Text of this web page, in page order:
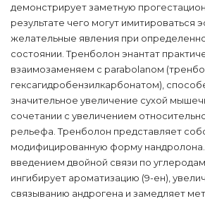
демонстрирует заметную
результате чего могут имитироваться
желательные явления при
состоянии. Тренболон энантат
взаимозаменяем с parabolanом
гексагидробензилкарбонатом),
значительное увеличение сухой
сочетании с увеличением
рельефа. Тренболон представляет
модифицированную форму
введением двойной связи по углеродам
ингибирует ароматизацию (9-ен),
связыванию андрогена и замедляет